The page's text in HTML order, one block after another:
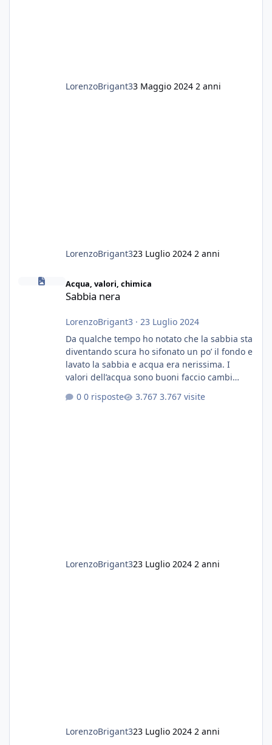
LorenzoBrigant33 Maggio 2024 2 anni
LorenzoBrigant323 Luglio 2024 2 anni
Sabbia nera
Acqua, valori, chimica
Sabbia nera
LorenzoBrigant3 · 23 Luglio 2024
Da qualche tempo ho notato che la sabbia sta
diventando scura ho sifonato un po’ il fondo e
lavato la sabbia e acqua era nerissima. I
valori dell’acqua sono buoni faccio cambi
fertilizzato.le foglie delle piante sono
0 risposte 3.767 visite
LorenzoBrigant323 Luglio 2024 2 anni
LorenzoBrigant323 Luglio 2024 2 anni